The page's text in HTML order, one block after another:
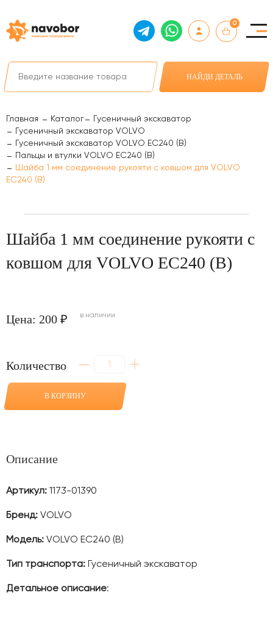
0
НАЙДИ ДЕТАЛЬ
Главная Каталог
Гусеничный экскаватор
Гусеничный экскаватор VOLVO
Гусеничный экскаватор VOLVO EC240 (B)
Пальцы и втулки VOLVO EC240 (B)
Шайба 1 мм соединение рукояти с ковшом для VOLVO
EC240 (B)
Шайба 1 мм соединение рукояти с
ковшом для VOLVO EC240 (B)
Цена: 200 ₽ в наличии
Количество
Количество
1
В КОРЗИНУ
Описание
Артикул: 1173-01390
Бренд: VOLVO
Модель: VOLVO EC240 (B)
Тип транспорта: Гусеничный экскаватор
Детальное описание: